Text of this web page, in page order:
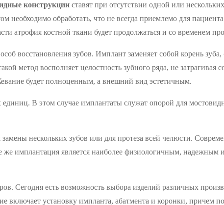
конструкции ставят при отсутствии одной или
обработать, что не всегда приемлемо для
атрофия костной ткани будет продолжаться и со временем
восстановления зубов. Имплант заменяет собой корень
метод восполняет целостность зубного ряда, не
будет полноценным, а внешний вид эстетичным.
В этом случае имплантаты служат опорой для
нескольких зубов или для протеза всей челюсти.
имплантация является наиболее физиологичным, надежным
Сегодня есть возможность выбора изделий различных
установку импланта, абатмента и коронки, причем